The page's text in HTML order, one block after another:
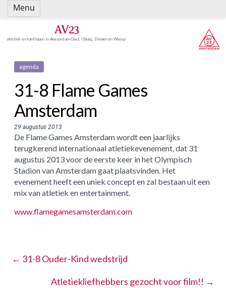
Spring
naar
AV23
atletiek en hardlopen in Amsterdam-Oost, IJburg, Diemen en Weesp
agenda
31-8 Flame Games
Amsterdam
29 augustus 2013
De Flame Games Amsterdam wordt een jaarlijks
terugkerend internationaal atletiekevenement, dat 31
augustus 2013 voor de eerste keer in het Olympisch
Stadion van Amsterdam gaat plaatsvinden. Het
evenement heeft een uniek concept en zal bestaan uit een
mix van atletiek en entertainment.
www.flamegamesamsterdam.com
← 31-8 Ouder-Kind wedstrijd
Atletiekliefhebbers gezocht voor film!! →
Menu